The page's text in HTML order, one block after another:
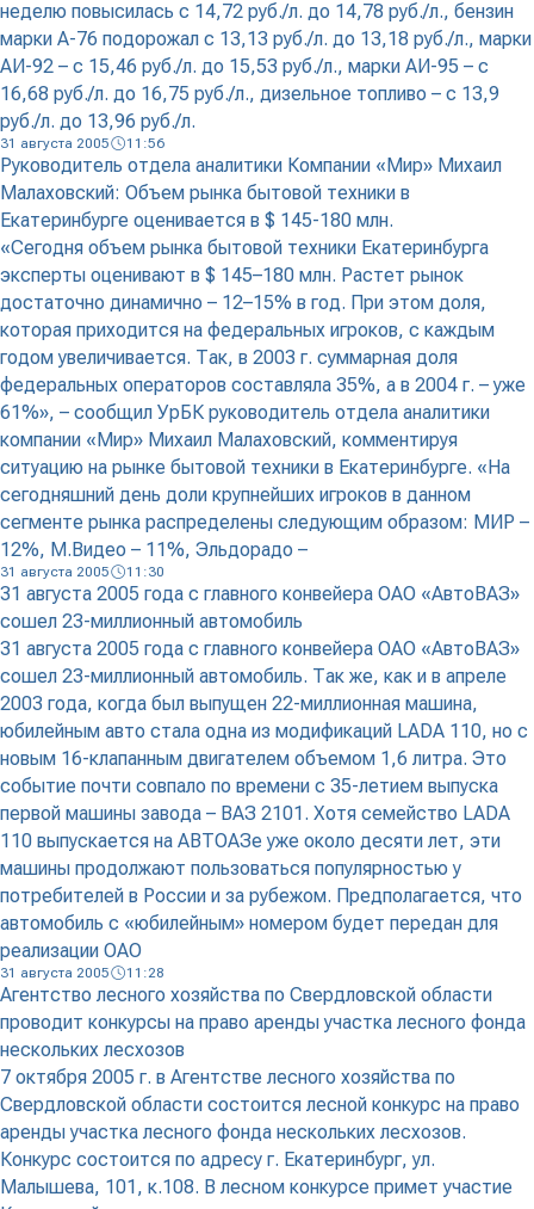
неделю повысилась с 14,72 руб./л. до 14,78 руб./л., бензин
марки А-76 подорожал с 13,13 руб./л. до 13,18 руб./л., марки
АИ-92 – с 15,46 руб./л. до 15,53 руб./л., марки АИ-95 – с
16,68 руб./л. до 16,75 руб./л., дизельное топливо – с 13,9
руб./л. до 13,96 руб./л.
31 августа 2005 11:56
Руководитель отдела аналитики Компании «Мир» Михаил
Малаховский: Объем рынка бытовой техники в
Екатеринбурге оценивается в $ 145-180 млн.
«Сегодня объем рынка бытовой техники Екатеринбурга
эксперты оценивают в $ 145–180 млн. Растет рынок
достаточно динамично – 12–15% в год. При этом доля,
которая приходится на федеральных игроков, с каждым
годом увеличивается. Так, в 2003 г. суммарная доля
федеральных операторов составляла 35%, а в 2004 г. – уже
61%», – сообщил УрБК руководитель отдела аналитики
компании «Мир» Михаил Малаховский, комментируя
ситуацию на рынке бытовой техники в Екатеринбурге. «На
сегодняшний день доли крупнейших игроков в данном
сегменте рынка распределены следующим образом: МИР –
12%, М.Видео – 11%, Эльдорадо –
31 августа 2005 11:30
31 августа 2005 года с главного конвейера ОАО «АвтоВАЗ»
сошел 23-миллионный автомобиль
31 августа 2005 года с главного конвейера ОАО «АвтоВАЗ»
сошел 23-миллионный автомобиль. Так же, как и в апреле
2003 года, когда был выпущен 22-миллионная машина,
юбилейным авто стала одна из модификаций LADA 110, но с
новым 16-клапанным двигателем объемом 1,6 литра. Это
событие почти совпало по времени с 35-летием выпуска
первой машины завода – ВАЗ 2101. Хотя семейство LADA
110 выпускается на АВТОАЗе уже около десяти лет, эти
машины продолжают пользоваться популярностью у
потребителей в России и за рубежом. Предполагается, что
автомобиль с «юбилейным» номером будет передан для
реализации ОАО
31 августа 2005 11:28
Агентство лесного хозяйства по Свердловской области
проводит конкурсы на право аренды участка лесного фонда
нескольких лесхозов
7 октября 2005 г. в Агентстве лесного хозяйства по
Свердловской области состоится лесной конкурс на право
аренды участка лесного фонда нескольких лесхозов.
Конкурс состоится по адресу г. Екатеринбург, ул.
Малышева, 101, к.108. В лесном конкурсе примет участие